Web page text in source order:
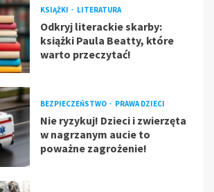
KSIĄŻKI LITERATURA
Odkryj literackie skarby:
książki Paula Beatty, które
warto przeczytać!
BEZPIECZEŃSTWO PRAWA DZIECI
Nie ryzykuj! Dzieci i zwierzęta
w nagrzanym aucie to
poważne zagrożenie!